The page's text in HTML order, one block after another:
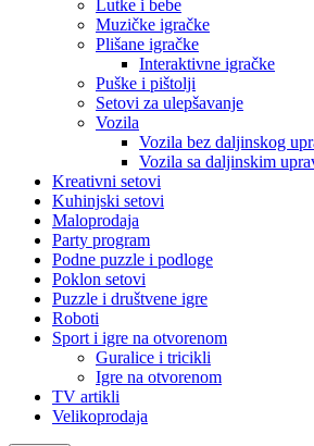
Lutke i bebe
Muzičke igračke
Plišane igračke
Interaktivne igračke
Puške i pištolji
Setovi za ulepšavanje
Vozila
Vozila bez daljinskog
Vozila sa daljinskim
Kreativni setovi
Kuhinjski setovi
Maloprodaja
Party program
Podne puzzle i podloge
Poklon setovi
Puzzle i društvene igre
Roboti
Sport i igre na otvorenom
Guralice i tricikli
Igre na otvorenom
TV artikli
Velikoprodaja